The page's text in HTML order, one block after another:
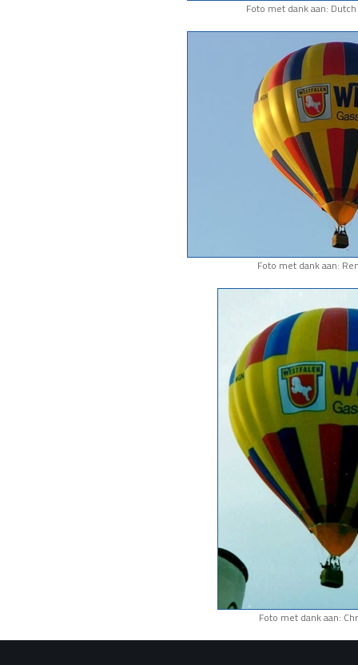
Foto met dank aan:
Foto met dank aan:
Foto met dank aan: